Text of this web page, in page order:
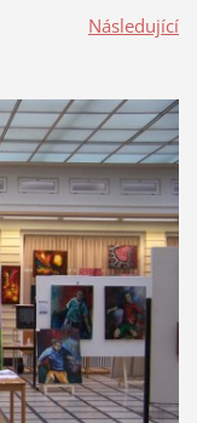
Následující